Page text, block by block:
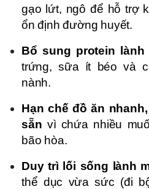
gạo lứt, ngô để hỗ trợ
ổn định đường huyết.
Bổ sung protein lành
trứng, sữa ít béo và
nành.
Hạn chế đồ ăn
sẵn vì chứa nhiều
bão hòa.
Duy trì lối sống lành
thể dục vừa sức (đi